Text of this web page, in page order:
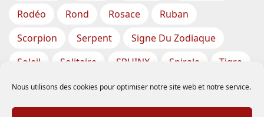
Nous utilisons des cookies pour optimiser notre site web et notre service.
Rodéo
Rond Rosace
Ruban
Scorpion
Serpent
Signe Du Zodiaque
Soleil
Solitaire SPHINX Spirale
Tigre
Torsade
Tortue Train
Tresse
Triangle
Trèfle Tête Vase Étoile